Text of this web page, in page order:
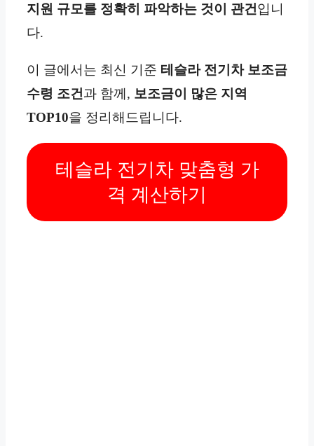
지원 규모를 정확히 파악하는 것이 관건입니
다.
이 글에서는 최신 기준 테슬라 전기차 보조금
수령 조건과 함께, 보조금이 많은 지역
TOP10을 정리해드립니다.
테슬라 전기차 맞춤형 가
격 계산하기